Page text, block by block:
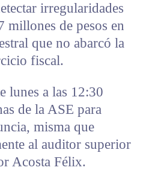
irregularidades
millones de pesos en
que no abarcó la
fiscal.
lunes a las 12:30
de la ASE para
misma que
al auditor superior
Acosta Félix.